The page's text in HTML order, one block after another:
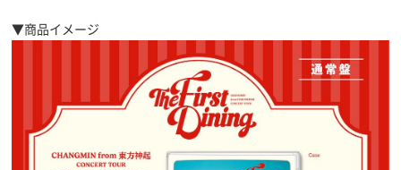
▼商品イメージ